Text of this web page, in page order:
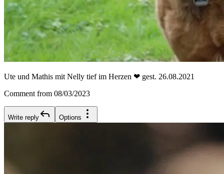
Ute und Mathis mit Nelly tief im Herzen ❤ gest. 26.08.2021
Comment from 08/03/2023
Write reply Options